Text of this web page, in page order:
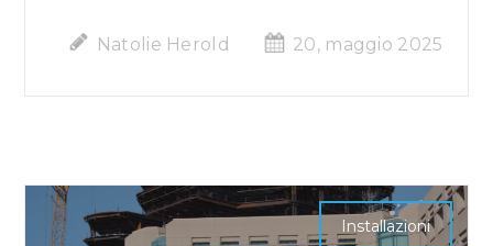
Natolie Herold 20, maggio 2025
Installazioni